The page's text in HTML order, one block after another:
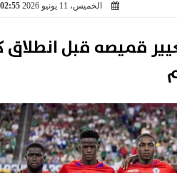
الخميس، 11 يونيو 2026 02:55 مـ
قميصه قبل